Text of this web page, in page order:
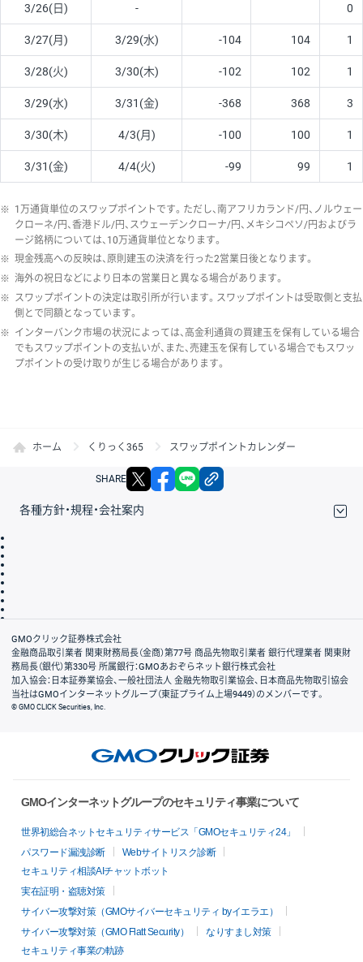
3/26(日) - 0
3/27(月) 3/29(水) -104 104 1
3/28(火) 3/30(木) -102 102 1
3/29(水) 3/31(金) -368 368 3
3/30(木) 4/3(月) -100 100 1
3/31(金) 4/4(火) -99 99 1
※ 1万通貨単位のスワップポイントです。ただし、南アフリカランド/円、ノルウェー
クローネ/円、香港ドル/円、スウェーデンクローナ/円、メキシコペソ/円およびラ
ージ銘柄については、10万通貨単位となります。
※ 現金残高への反映は、原則建玉の決済を行った2営業日後となります。
※ 海外の祝日などにより日本の営業日と異なる場合があります。
※ スワップポイントの決定は取引所が行います。スワップポイントは受取側と支払
側とで同額となっています。
※ インターバンク市場の状況によっては、高金利通貨の買建玉を保有している場合
でもスワップポイントの支払いが、また、売建玉を保有している場合でもスワッ
プポイントの受け取りが生じる場合があります。
ホーム くりっく365 スワップポイントカレンダー
SHARE X facebook
各種方針・規程・会社案内
会社案内
GMOクリック証券株式会社
金融商品取引業者 関東財務局長（金商）第77号 商品先物取引業者 銀行代理業者 関東財
務局長（銀代）第330号 所属銀行：GMOあおぞらネット銀行株式会社
加入協会：日本証券業協会、一般社団法人 金融先物取引業協会、日本商品先物取引協会
当社はGMOインターネットグループ（東証プライム上場9449）のメンバーです。
© GMO CLICK Securities, Inc.
GMOインターネットグループのセキュリティ事業について
世界初総合ネットセキュリティサービス「GMOセキュリティ24」
パスワード漏洩診断
Webサイトリスク診断
セキュリティ相談AIチャットボット
実在証明・盗聴対策
サイバー攻撃対策（GMOサイバーセキュリティ byイエラエ）
サイバー攻撃対策（GMO Flatt Security）
なりすまし対策
セキュリティ事業の軌跡